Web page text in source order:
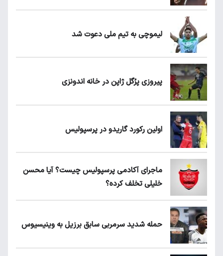
لیموچی به تیم ملی دعوت شد
پیروزی پرُگل ژاپن در خانه اندونزی
اولین رکورد گاریدو در پرسپولیس
ماجرای آکادمی پرسپولیس چیست؟ آیا محسن
خلیلی تخلف کرده؟
حمله شدید سرمربی سابق برزیل به وینیسیوس